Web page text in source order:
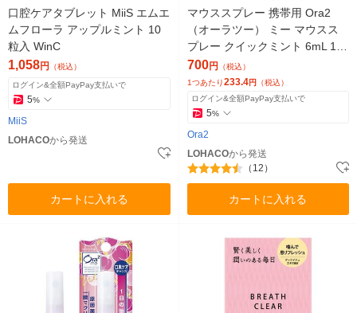
口腔ケアタブレット MiiS エムエ
ムフローラ アップルミント 10
粒入 WinC
1,058円 （税込）
ログイン&全額PayPay支払いで
5%
MiiS
LOHACOから発送
カートに入れる
マウススプレー 携帯用 Ora2
（オーラツー） ミー マウスス
プレー クイックミント 6mL 1セ
ット（3本）サンスター 口臭 ト
ラベル
700円
（税込）
1つあたり233.4円 （税込）
ログイン&全額PayPay支払いで
5%
Ora2
LOHACOから発送
（12）
カートに入れる